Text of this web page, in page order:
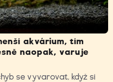
akvárium, tím
naopak, varuje
se vyvarovat, když si